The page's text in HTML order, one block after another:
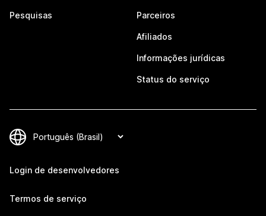
Pesquisas Parceiros
Afiliados
Informações jurídicas
Status do serviço
Login de desenvolvedores
Termos de serviço